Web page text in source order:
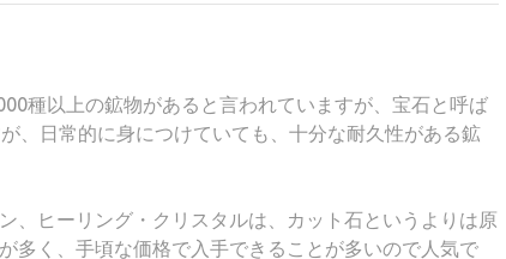
種以上の鉱物があると言われていますが、宝石と呼ば
、日常的に身につけていても、十分な耐久性がある鉱
、ヒーリング・クリスタルは、カット石というよりは原
多く、手頃な価格で入手できることが多いので人気で